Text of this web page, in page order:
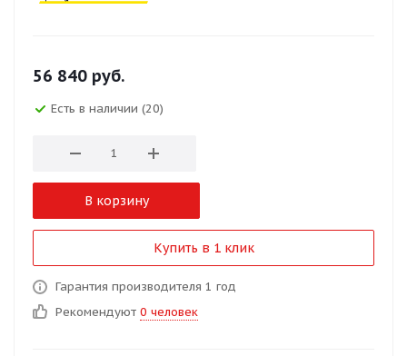
56 840 руб.
Есть в наличии (20)
В корзину
Купить в 1 клик
Гарантия производителя 1 год
Рекомендуют 0 человек